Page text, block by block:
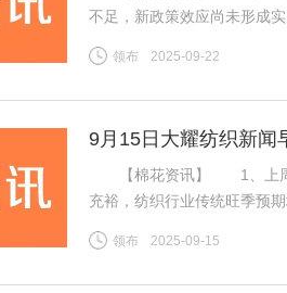
不足，新政策效应尚未形成
盘ICE期棉同样先涨后跌，
领布 2025-09-22
9月15日大耀纺织新闻
【棉花资讯】 1、上周国
充裕，纺织行业传统旺季预
良好，新疆新棉吐絮率近
领布 2025-09-15